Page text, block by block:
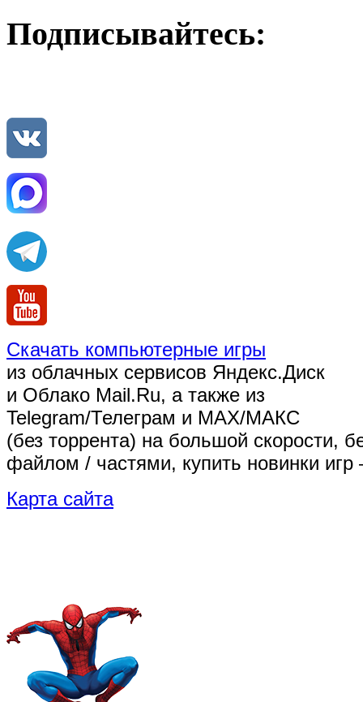
Подписывайтесь:
Скачать компьютерные игры
из облачных сервисов Яндекс.Диск
и Облако Mail.Ru, а также из
Telegram/Телеграм и MAX/МАКС
(без торрента) на большой скорости,
файлом / частями, купить новинки
Карта сайта